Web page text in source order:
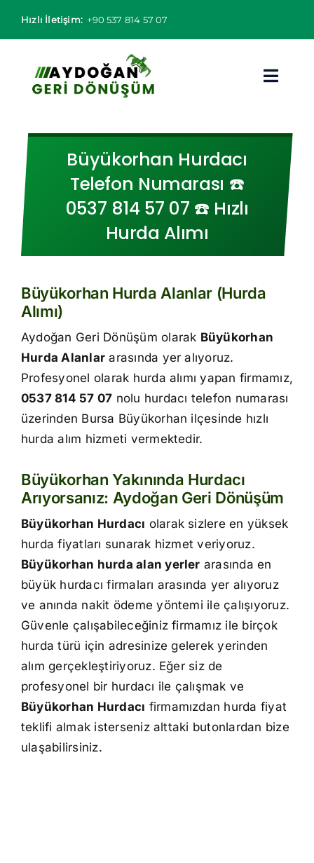
Hızlı İletişim: +90 537 814 57 07
Hurda Fiyatları
Hizmet Bölgeleri
Hakkımızda
İletişim
Büyükorhan Hurdacı
Telefon Numarası ☎️
0537 814 57 07 ☎️ Hızlı
Hurda Alımı
Büyükorhan Hurda Alanlar (Hurda
Alımı)
Aydoğan Geri Dönüşüm olarak Büyükorhan
Hurda Alanlar arasında yer alıyoruz.
Profesyonel olarak hurda alımı yapan firmamız,
0537 814 57 07 nolu hurdacı telefon numarası
üzerinden Bursa Büyükorhan ilçesinde hızlı
hurda alım hizmeti vermektedir.
Büyükorhan Yakınında Hurdacı
Arıyorsanız: Aydoğan Geri Dönüşüm
Büyükorhan Hurdacı olarak sizlere en yüksek
hurda fiyatları sunarak hizmet veriyoruz.
Büyükorhan hurda alan yerler arasında en
büyük hurdacı firmaları arasında yer alıyoruz
ve anında nakit ödeme yöntemi ile çalışıyoruz.
Güvenle çalışabileceğiniz firmamız ile birçok
hurda türü için adresinize gelerek yerinden
alım gerçekleştiriyoruz. Eğer siz de
profesyonel bir hurdacı ile çalışmak ve
Büyükorhan Hurdacı firmamızdan hurda fiyat
teklifi almak isterseniz alttaki butonlardan bize
ulaşabilirsiniz.